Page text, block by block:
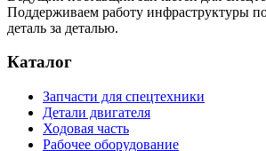
Поддерживаем работу инфраструктуры
деталь за деталью.
Каталог
Запчасти для спецтехники
Детали двигателя
Ходовая часть
Рабочее оборудование